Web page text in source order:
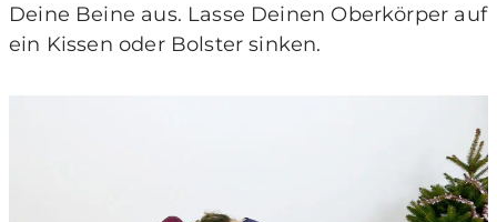
Deine Beine aus. Lasse Deinen Oberkörper auf
ein Kissen oder Bolster sinken.